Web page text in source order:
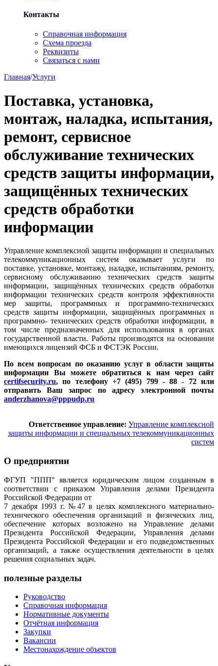
Контакты
Справочная информация
Схема проезда
Реквизиты
Связаться с нами
Главная/Услуги
Поставка, установка,
монтаж, наладка, испытания,
ремонт, сервисное
обслуживание технических
средств защиты информации,
защищённых технических
средств обработки
информации
Управление комплексной защиты информации и специальных
телекоммуникационных систем оказывает услуги по
поставке, установке, монтажу, наладке, испытаниям, ремонту,
сервисному обслуживанию технических средств защиты
информации, защищённых технических средств обработки
информации технических средств контроля эффективности
мер защиты, программных и программно-технических
средств защиты информации, защищённых программных и
программно- технических средств обработки информации, в
том числе предназначенных для использования в органах
государственной власти. Работы производятся на основании
имеющихся лицензий ФСБ и ФСТЭК России.
По всем вопросам по оказанию услуг в области защиты
информации Вы можете обратиться к нам через сайт
certifsecurity.ru, по телефону +7 (495) 799 - 88 - 72 или
отправить Ваш запрос по адресу электронной почты
anderzhanova@pppudp.ru
Ответственное управление: Управление комплексной
защиты информации и специальных телекоммуникационных
систем
О предприятии
ФГУП "ППП" является юридическим лицом созданным в
соответствии с приказом Управления делами Президента
Российской Федерации от
7 декабря 1993 г. №47 в целях комплексного материально-
технического обеспечения организаций и физических лиц,
обеспечение которых возложено на Управление делами
Президента Российской Федерации, Управления делами
Президента Российской Федерации и его подведомственных
организаций, а также осуществления деятельности в целях
решения социальных задач.
полезные разделы
Руководство
Справочная информация
Нормативные документы
Отчётная информация
Закупки
Вакансии
Местонахождение объектов